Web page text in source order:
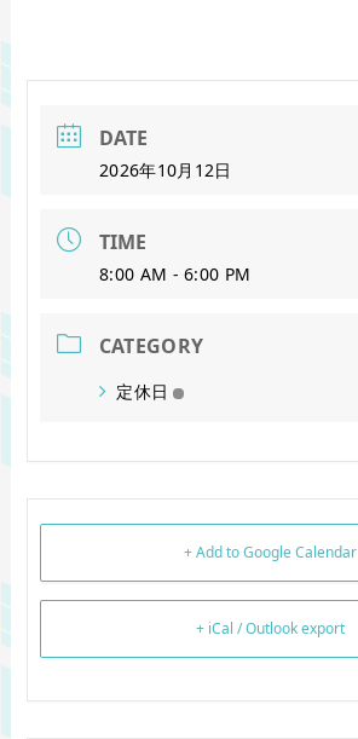
DATE
2026年10月12日
TIME
8:00 AM - 6:00 PM
CATEGORY
定休日
+ Add to Google Calendar
+ iCal / Outlook export